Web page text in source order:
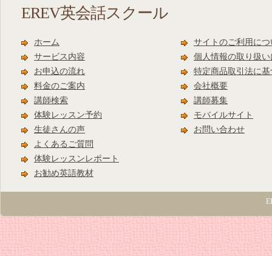
EREV英会話スクール
ホーム
サービス内容
お申込の流れ
料金のご案内
講師検索
体験レッスン予約
生徒さんの声
よくあるご質問
体験レッスンレポート
お勧め英語教材
サイトのご利用につ
個人情報の取り扱
特定商品取引法に
会社概要
講師募集
モバイルサイト
お問い合わせ